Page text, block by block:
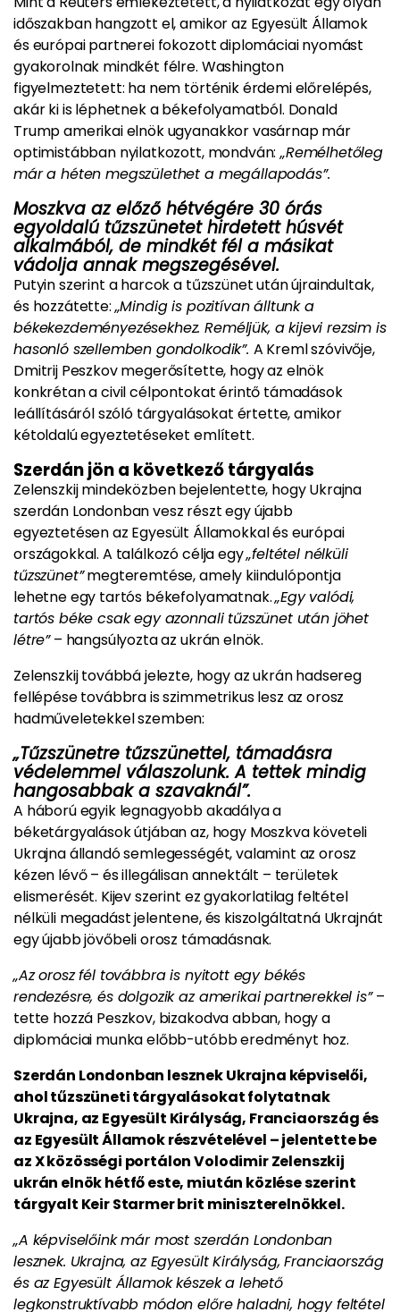
időszakban hangzott el, amikor az Egyesült Államok
és európai partnerei fokozott diplomáciai nyomást
gyakorolnak mindkét félre. Washington
figyelmeztetett: ha nem történik érdemi előrelépés,
akár ki is léphetnek a békefolyamatból. Donald
Trump amerikai elnök ugyanakkor vasárnap már
optimistábban nyilatkozott, mondván: „Remélhetőleg
már a héten megszülethet a megállapodás”.
Moszkva az előző hétvégére 30 órás
egyoldalú tűzszünetet hirdetett húsvét
alkalmából, de mindkét fél a másikat
vádolja annak megszegésével.
Putyin szerint a harcok a tűzszünet után újraindultak,
és hozzátette:„Mindig is pozitívan álltunk a
békekezdeményezésekhez. Reméljük, a kijevi rezsim is
hasonló szellemben gondolkodik”. A Kreml szóvivője,
Dmitrij Peszkov megerősítette, hogy az elnök
konkrétan a civil célpontokat érintő támadások
leállításáról szóló tárgyalásokat értette, amikor
kétoldalú egyeztetéseket említett.
Szerdán jön a következő tárgyalás
Zelenszkij mindeközben bejelentette, hogy Ukrajna
szerdán Londonban vesz részt egy újabb
egyeztetésen az Egyesült Államokkal és európai
országokkal. A találkozó célja egy„feltétel nélküli
tűzszünet”megteremtése, amely kiindulópontja
lehetne egy tartós békefolyamatnak.„Egy valódi,
tartós béke csak egy azonnali tűzszünet után jöhet
létre”– hangsúlyozta az ukrán elnök.
Zelenszkij továbbá jelezte, hogy az ukrán hadsereg
fellépése továbbra is szimmetrikus lesz az orosz
hadműveletekkel szemben:
„Tűzszünetre tűzszünettel, támadásra
védelemmel válaszolunk. A tettek mindig
hangosabbak a szavaknál”.
A háború egyik legnagyobb akadálya a
béketárgyalások útjában az, hogy Moszkva követeli
Ukrajna állandó semlegességét, valamint az orosz
kézen lévő – és illegálisan annektált – területek
elismerését. Kijev szerint ez gyakorlatilag feltétel
nélküli megadást jelentene, és kiszolgáltatná Ukrajnát
egy újabb jövőbeli orosz támadásnak.
„Az orosz fél továbbra is nyitott egy békés
rendezésre, és dolgozik az amerikai partnerekkel is”–
tette hozzá Peszkov, bizakodva abban, hogy a
diplomáciai munka előbb-utóbb eredményt hoz.
Szerdán Londonban lesznek Ukrajna képviselői,
ahol tűzszüneti tárgyalásokat folytatnak
Ukrajna, az Egyesült Királyság, Franciaország és
az Egyesült Államok részvételével – jelentette be
az X közösségi portálon Volodimir Zelenszkij
ukrán elnök hétfő este, miután közlése szerint
tárgyalt Keir Starmer brit miniszterelnökkel.
„A képviselőink már most szerdán Londonban
lesznek. Ukrajna, az Egyesült Királyság, Franciaország
és az Egyesült Államok készek a lehető
legkonstruktívabb módon előre haladni, hogy feltétel